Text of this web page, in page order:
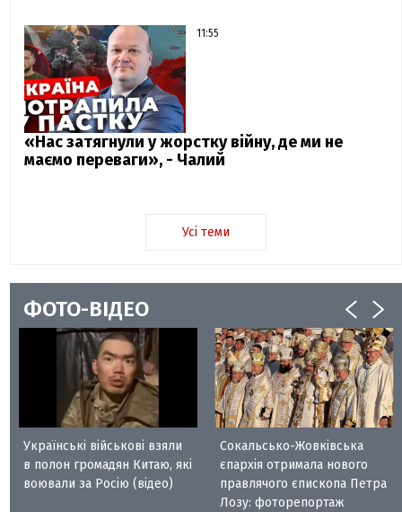
11:55
«Нас затягнули у жорстку війну, де ми не
маємо переваги», - Чалий
Усі теми
ФОТО-ВІДЕО
Українські військові взяли
в полон громадян Китаю, які
воювали за Росію (відео)
Сокальсько-Жовківська
єпархія отримала нового
правлячого єпископа Петра
Лозу: фоторепортаж